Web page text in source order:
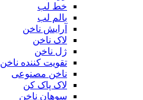
خط لب
بالم لب
آرایش ناخن
لاک ناخن
ژل ناخن
تقویت کننده ناخن
ناخن مصنوعی
لاک پاک کن
سوهان ناخن